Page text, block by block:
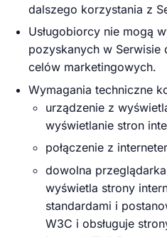
dalszego korzystania z
Usługobiorcy nie mogą
pozyskanych w
celów marketingowych.
Wymagania techniczne
urządzenie z
wyświetlanie stron
połączenie z
dowolna
wyświetla strony
standardami i
W3C i obsługuje